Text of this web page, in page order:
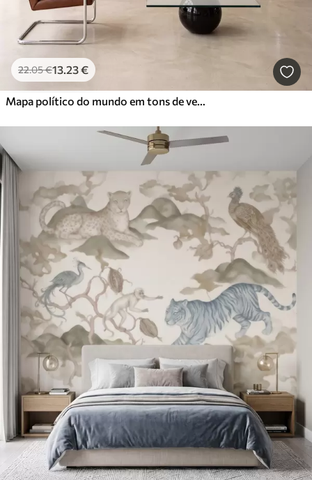
22.05€13.23€
Mapa político do mundo em tons de verde-oliva com bandeiras, em inglês